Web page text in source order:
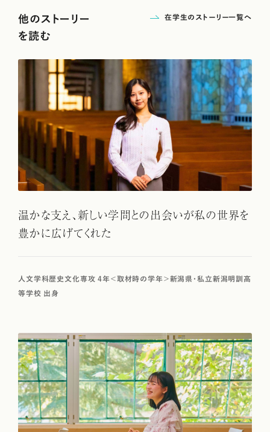
他のストーリー
を読む
在学生のストーリー一覧へ
温かな支え、新しい学問との出会いが私の世界を
豊かに広げてくれた
人文学科歴史文化専攻 4年＜取材時の学年＞新潟県・私立新潟明訓高
等学校 出身